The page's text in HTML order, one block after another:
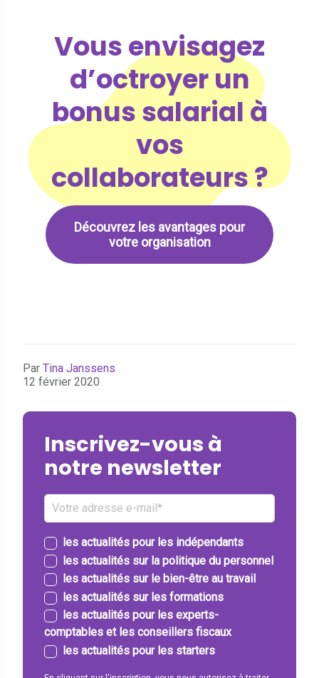
Vous envisagez
d’octroyer un
bonus salarial à
vos
collaborateurs ?
Découvrez les avantages pour
votre organisation
Par Tina Janssens
12 février 2020
Inscrivez-vous à
notre newsletter
les actualités pour les indépendants
les actualités sur la politique du personnel
les actualités sur le bien-être au travail
les actualités sur les formations
les actualités pour les experts-
comptables et les conseillers fiscaux
les actualités pour les starters